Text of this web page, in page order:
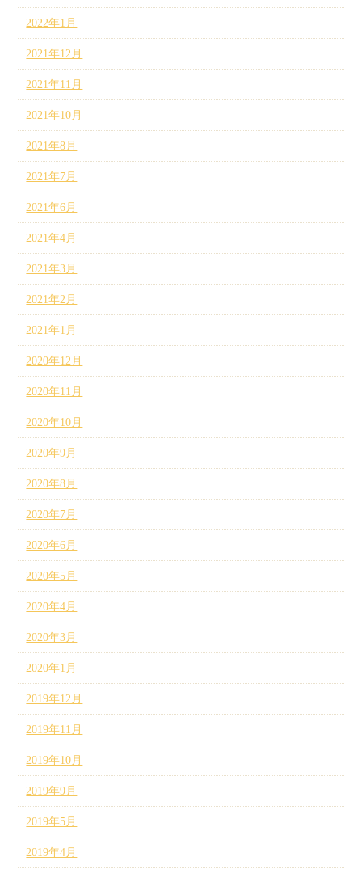
2022年1月
2021年12月
2021年11月
2021年10月
2021年8月
2021年7月
2021年6月
2021年4月
2021年3月
2021年2月
2021年1月
2020年12月
2020年11月
2020年10月
2020年9月
2020年8月
2020年7月
2020年6月
2020年5月
2020年4月
2020年3月
2020年1月
2019年12月
2019年11月
2019年10月
2019年9月
2019年5月
2019年4月